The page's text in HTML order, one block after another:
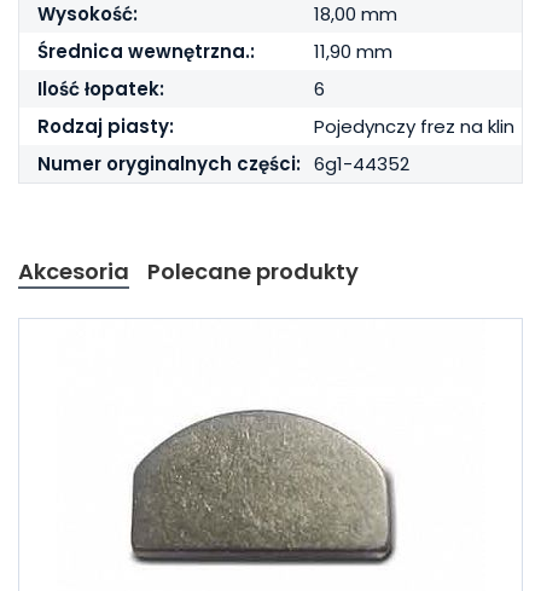
Wysokość:
18,00 mm
Średnica wewnętrzna.:
11,90 mm
Ilość łopatek:
6
Rodzaj piasty:
Pojedynczy frez na klin
Numer oryginalnych części: 6g1-44352
Akcesoria Polecane produkty